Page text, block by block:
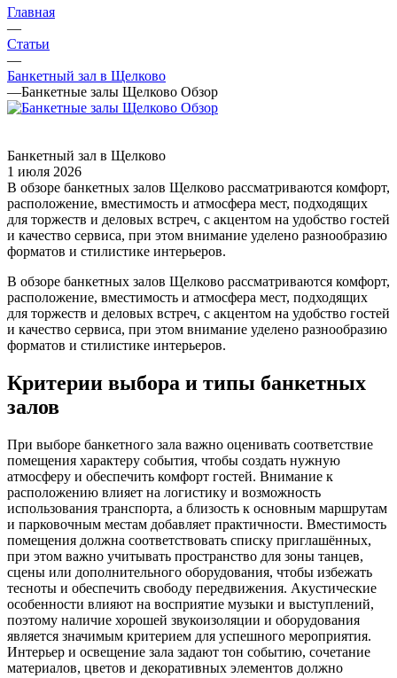
Главная
—
Статьи
—
Банкетный зал в Щелково
—Банкетные залы Щелково Обзор
Банкетный зал в Щелково
1 июля 2026
В обзоре банкетных залов Щелково рассматриваются комфорт,
расположение, вместимость и атмосфера мест, подходящих
для торжеств и деловых встреч, с акцентом на удобство гостей
и качество сервиса, при этом внимание уделено разнообразию
форматов и стилистике интерьеров.
В обзоре банкетных залов Щелково рассматриваются комфорт,
расположение, вместимость и атмосфера мест, подходящих
для торжеств и деловых встреч, с акцентом на удобство гостей
и качество сервиса, при этом внимание уделено разнообразию
форматов и стилистике интерьеров.
Критерии выбора и типы банкетных
залов
При выборе банкетного зала важно оценивать соответствие
помещения характеру события, чтобы создать нужную
атмосферу и обеспечить комфорт гостей. Внимание к
расположению влияет на логистику и возможность
использования транспорта, а близость к основным маршрутам
и парковочным местам добавляет практичности. Вместимость
помещения должна соответствовать списку приглашённых,
при этом важно учитывать пространство для зоны танцев,
сцены или дополнительного оборудования, чтобы избежать
тесноты и обеспечить свободу передвижения. Акустические
особенности влияют на восприятие музыки и выступлений,
поэтому наличие хорошей звукоизоляции и оборудования
является значимым критерием для успешного мероприятия.
Интерьер и освещение зала задают тон событию, сочетание
материалов, цветов и декоративных элементов должно